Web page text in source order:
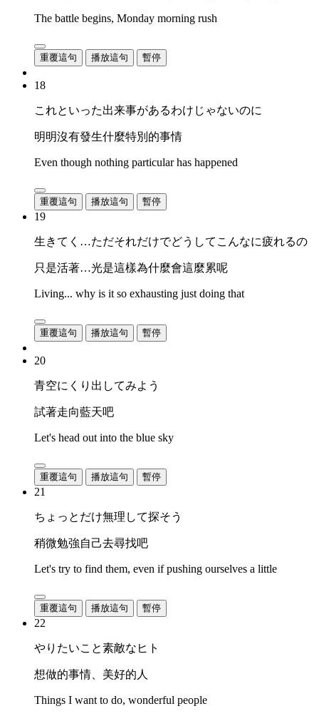
The battle begins, Monday morning rush
重覆這句 播放這句 暫停
18
これといった出来事があるわけじゃないのに
明明沒有發生什麼特別的事情
Even though nothing particular has happened
重覆這句 播放這句 暫停
19
生きてく…ただそれだけでどうしてこんなに疲れるの
只是活著…光是這樣為什麼會這麼累呢
Living... why is it so exhausting just doing that
重覆這句 播放這句 暫停
20
青空にくり出してみよう
試著走向藍天吧
Let's head out into the blue sky
重覆這句 播放這句 暫停
21
ちょっとだけ無理して探そう
稍微勉強自己去尋找吧
Let's try to find them, even if pushing ourselves a little
重覆這句 播放這句 暫停
22
やりたいこと素敵なヒト
想做的事情、美好的人
Things I want to do, wonderful people